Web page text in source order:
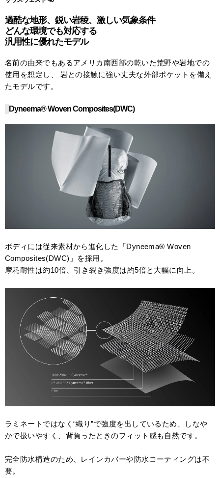
過酷な地形、鋭い岩稜、激しい気象条件
どんな環境でも対応する
汎用性に優れたモデル
名前の由来でもあるアメリカ南西部の乾いた荒野や岩地での
使用を想定し、 岩との接触に強い丈夫な外部ポケットを備え
たモデルです。
Dyneema® Woven Composites(DWC)
ボディには従来素材から進化した「Dyneema® Woven
Composites(DWC)」を採用。
摩耗耐性は約10倍、引き裂き強度は約5倍と大幅に向上。
ラミネートではなく“織り”で強度を出しているため、しなや
かで扱いやすく、背負ったときのフィット感も自然です。
完全防水構造のため、レインカバーや防水コーティングは不
要。